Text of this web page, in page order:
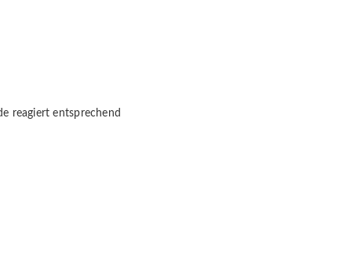
reagiert entsprechend